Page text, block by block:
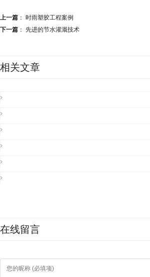
上一篇 ： 时雨塑胶工程案例
下一篇 ： 先进的节水灌溉技术
相关文章
在线留言